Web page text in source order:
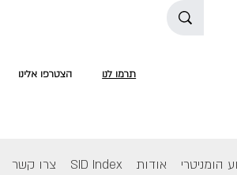
הומניטרי אודות SID Index צרו קשר
הצטרפו אלינו תרמו לנו